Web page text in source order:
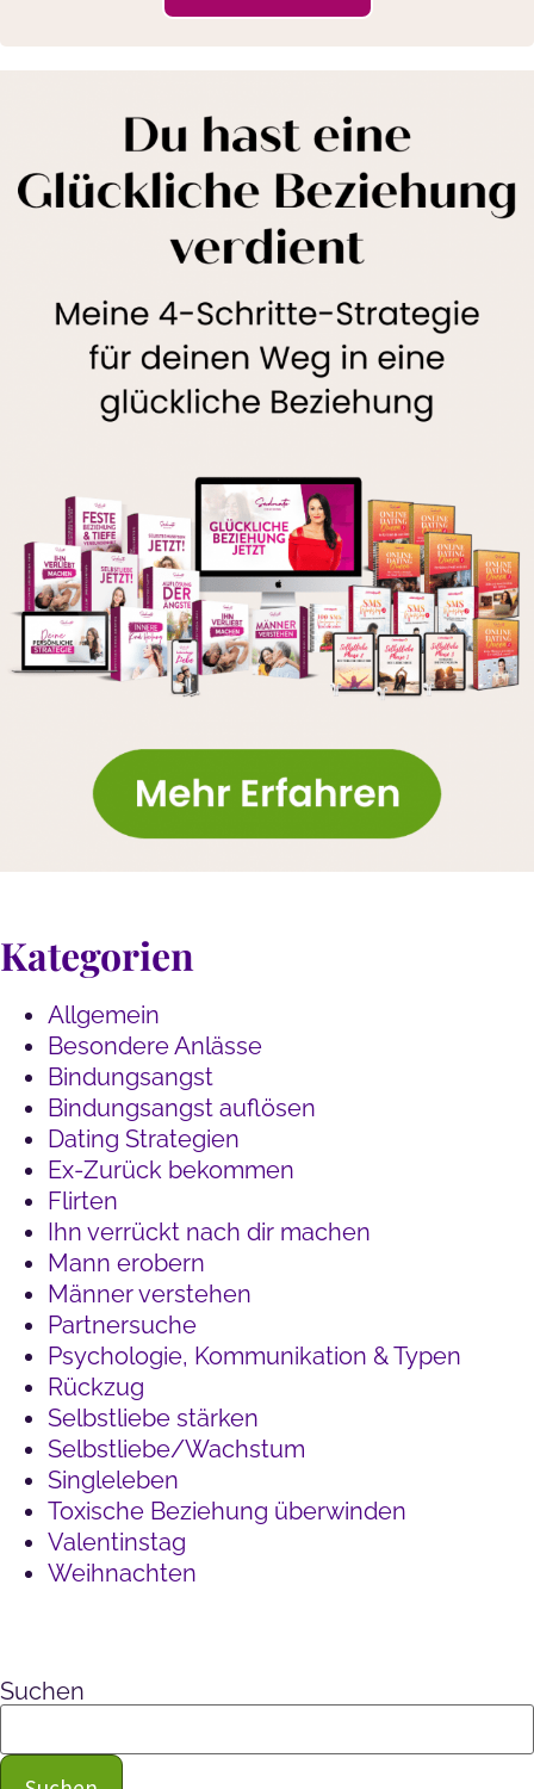
Kategorien
Allgemein
Besondere Anlässe
Bindungsangst
Bindungsangst auflösen
Dating Strategien
Ex-Zurück bekommen
Flirten
Ihn verrückt nach dir machen
Mann erobern
Männer verstehen
Partnersuche
Psychologie, Kommunikation & Typen
Rückzug
Selbstliebe stärken
Selbstliebe/Wachstum
Singleleben
Toxische Beziehung überwinden
Valentinstag
Weihnachten
Suchen